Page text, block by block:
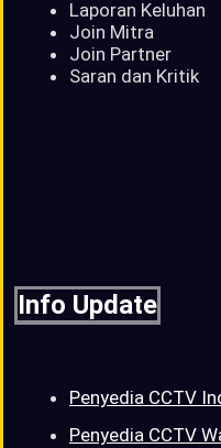
Laporan Keluhan
Join Mitra
Join Partner
Saran dan Kritik
Info Update
Penyedia CCTV
Penyedia CCTV